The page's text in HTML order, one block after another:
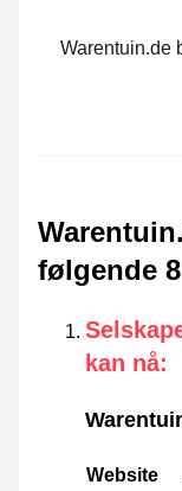
Warentuin.de
følgende
kan nå:
Website